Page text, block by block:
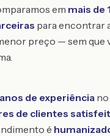
em mais de
para encontrar
preço — sem que
de experiência
de clientes
é